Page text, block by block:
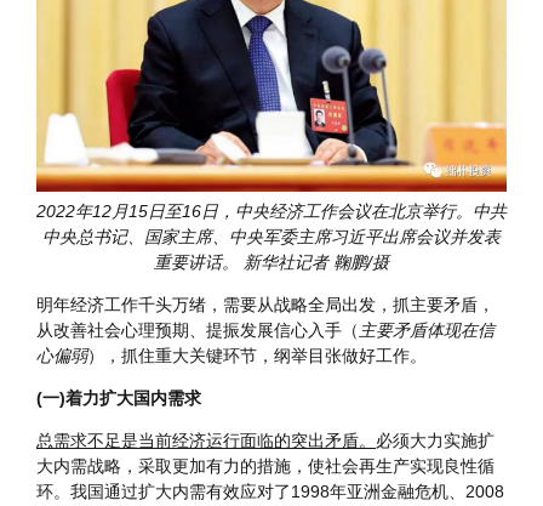
2022年12月15日至16日，中央经济工作会议在北京举行。中共
中央总书记、国家主席、中央军委主席习近平出席会议并发表
重要讲话。 新华社记者 鞠鹏/摄
明年经济工作千头万绪，需要从战略全局出发，抓主要矛盾，
心偏弱），抓住重大关键环节，纲举目张做好工作。
(一)着力扩大国内需求